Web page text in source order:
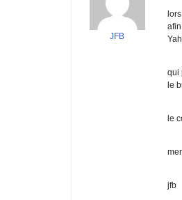
JFB
qui
le
le
jfb